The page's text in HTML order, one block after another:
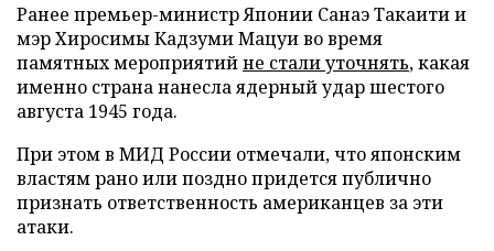
Ранее премьер-министр Японии Санаэ Такаити и
мэр Хиросимы Кадзуми Мацуи во время
памятных мероприятийне стали уточнять, какая
именно страна нанесла ядерный удар шестого
августа 1945 года.
При этом в МИД России отмечали, что японским
властям рано или поздно придется публично
признать ответственность американцев за эти
атаки.